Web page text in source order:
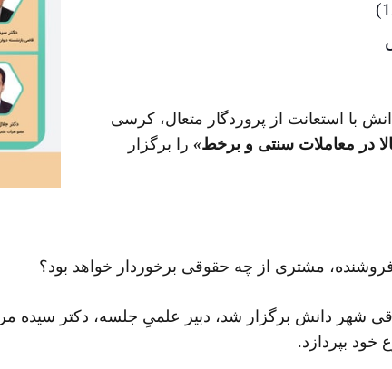
حقوقی شهر دانش با استعانت از پروردگار متعال، کرسی
در معاملات سنتی و برخط» را برگزار
مشتری از چه حقوقی برخوردار خواهد بود؟
دانش برگزار شد، دبیر علمیِ جلسه، دکتر سیده مریم